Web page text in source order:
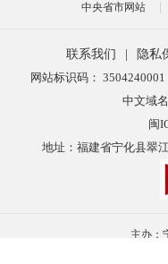
中央省市网站
联系我们 隐私
网站标识码： 3504240001
中文域
闽
地址：福建省宁化县翠
主办：